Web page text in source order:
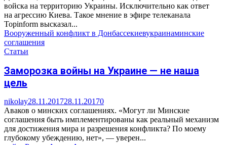
войска на территорию Украины. Исключительно как ответ
на агрессию Киева. Такое мнение в эфире телеканала
Topinform высказал...
Вооруженный конфликт в Донбассекиевукраинаминские
соглашения
Статьи
Заморозка войны на Украине — не наша
цель
nikolay28.11.201728.11.20170
Аваков о минских соглашениях. «Могут ли Минские
соглашения быть имплементированы как реальный механизм
для достижения мира и разрешения конфликта? По моему
глубокому убеждению, нет», — уверен...